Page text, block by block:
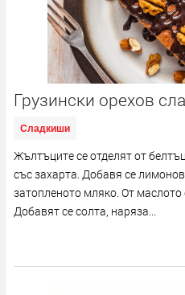
Грузински орехов
Сладкиши
Жълтъците се отделят от
със захарта. Добавя се
затопленото мляко. От
Добавят се солта, наряза...